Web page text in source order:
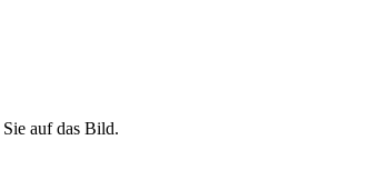
auf das Bild.